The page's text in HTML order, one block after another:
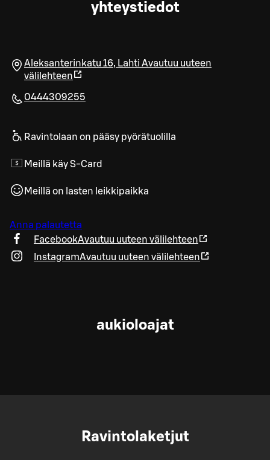
yhteystiedot
Aleksanterinkatu 16, Lahti Avautuu uuteen
välilehteen
0444309255
Ravintolaan on pääsy pyörätuolilla
Meillä käy S-Card
Meillä on lasten leikkipaikka
Anna palautetta
FacebookAvautuu uuteen välilehteen
InstagramAvautuu uuteen välilehteen
aukioloajat
Ravintolaketjut